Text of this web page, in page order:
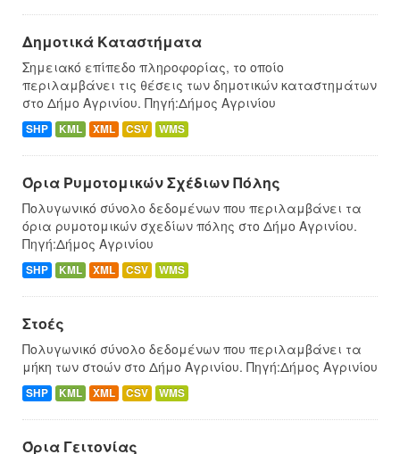
Δημοτικά Καταστήματα
Σημειακό επίπεδο πληροφορίας, το οποίο
περιλαμβάνει τις θέσεις των δημοτικών καταστημάτων
στο Δήμο Αγρινίου. Πηγή:Δήμος Αγρινίου
SHP KML XML CSV WMS
Όρια Ρυμοτομικών Σχέδιων Πόλης
Πολυγωνικό σύνολο δεδομένων που περιλαμβάνει τα
όρια ρυμοτομικών σχεδίων πόλης στο Δήμο Αγρινίου.
Πηγή:Δήμος Αγρινίου
SHP KML XML CSV WMS
Στοές
Πολυγωνικό σύνολο δεδομένων που περιλαμβάνει τα
μήκη των στοών στο Δήμο Αγρινίου. Πηγή:Δήμος Αγρινίου
SHP KML XML CSV WMS
Όρια Γειτονίας